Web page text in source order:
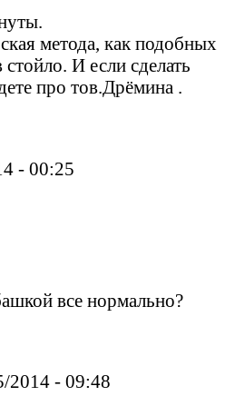
метода, как подобных
И если сделать
про тов.Дрёмина .
- 00:25
все нормально?
2014 - 09:48